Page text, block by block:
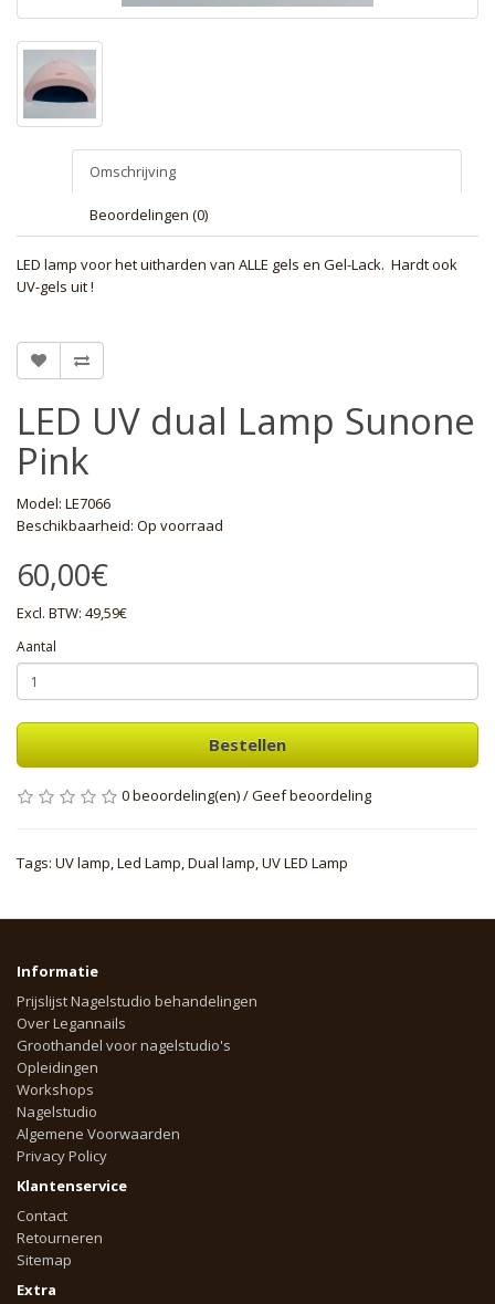
Omschrijving
Beoordelingen (0)
LED lamp voor het uitharden van ALLE gels en Gel-Lack. Hardt ook
UV-gels uit !
LED UV dual Lamp Sunone
Pink
Model: LE7066
Beschikbaarheid: Op voorraad
60,00€
Excl. BTW: 49,59€
Aantal
Bestellen
0 beoordeling(en)/Geef beoordeling
Tags: UV lamp,Led Lamp,Dual lamp,UV LED Lamp
Informatie
Prijslijst Nagelstudio behandelingen
Over Legannails
Groothandel voor nagelstudio's
Opleidingen
Workshops
Nagelstudio
Algemene Voorwaarden
Privacy Policy
Klantenservice
Contact
Retourneren
Sitemap
Extra